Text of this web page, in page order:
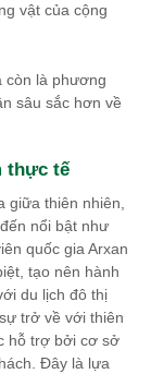
vật của cộng
còn là phương
sâu sắc hơn về
thực tế
giữa thiên nhiên,
nổi bật như
quốc gia Arxan
tạo nên hành
du lịch đô thị
trở về với thiên
hỗ trợ bởi cơ sở
Đây là lựa